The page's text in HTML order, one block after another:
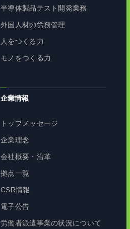
半導体製品テスト開発業務
外国人材の労務管理
人をつくる力
モノをつくる力
企業情報
トップメッセージ
企業理念
会社概要・沿革
拠点一覧
CSR情報
電子公告
労働者派遣事業の状況について